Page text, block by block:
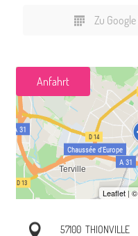
Zu
Anfahrt
57100 THIONVILLE